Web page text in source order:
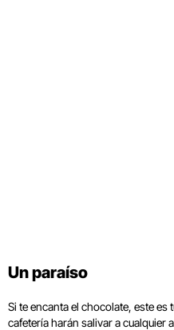
Un paraíso
Si te encanta el chocolate, este es
cafetería harán salivar a cualquier